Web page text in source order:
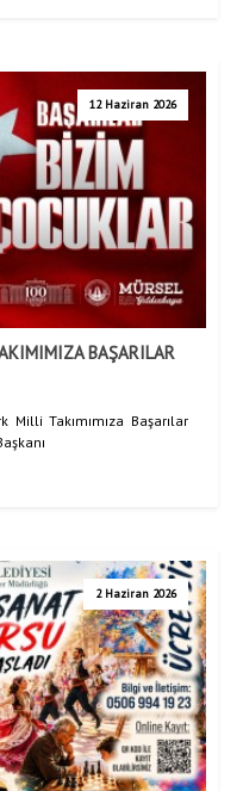
12 Haziran 2026
BAŞARILAR
Takımımıza Başarılar
2 Haziran 2026